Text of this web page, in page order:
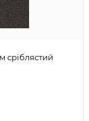
сріблястий